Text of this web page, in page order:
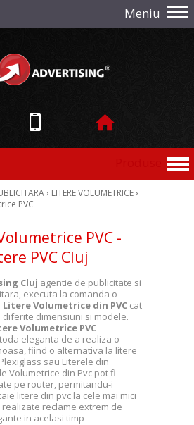
Meniu
› LITERE VOLUMETRICE›
PVC
PVC -
PVC Cluj
Cluj agentie de publicitate si
executa la comanda o
Litere Volumetrice din PVC cat
diferite dimensiuni si modele.
Volumetrice PVC
eleganta de a realiza o
fiind o alternativa la litere
sau Literele din
Volumetrice din Pvc pot fi
pe router, permitandu-i
litere din pvc la cele mai mici
reclame extrem de
in acelasi timp